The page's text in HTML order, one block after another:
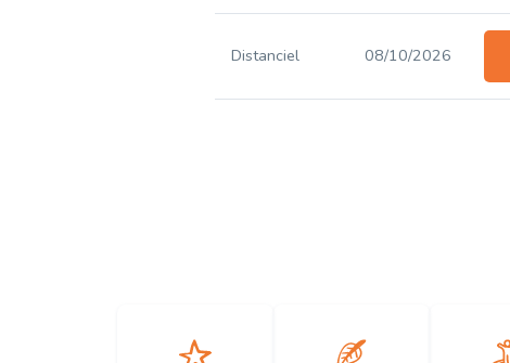
Distanciel 08/10/2026